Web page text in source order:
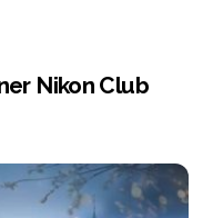
Nikon Club